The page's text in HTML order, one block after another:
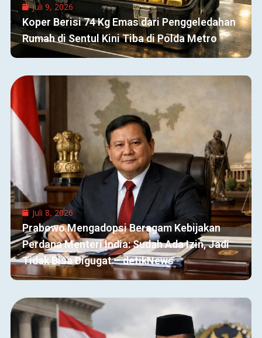
Juli 9, 2026
Koper Berisi 74 Kg Emas dari Penggeledahan
Rumah di Sentul Kini Tiba di Polda Metro
Juli 8, 2026
Prabowo Mengadopsi Beragam Kebijakan
Perdana Menteri India: Sudah Ada Izin, Jadi
Tidak Bisa Digugat – detikNews